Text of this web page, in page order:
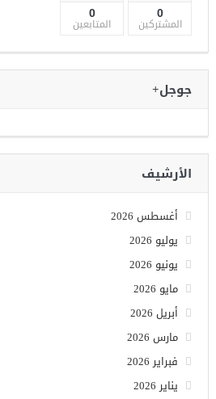
0
المشتركين
0
المتابعين
جوجل+
الأرشيف
أغسطس 2026
يوليو 2026
يونيو 2026
مايو 2026
أبريل 2026
مارس 2026
فبراير 2026
يناير 2026